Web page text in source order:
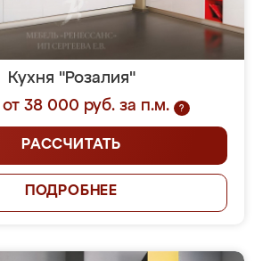
Кухня "Розалия"
38 000 руб. за п.м.
?
РАССЧИТАТЬ
ПОДРОБНЕЕ